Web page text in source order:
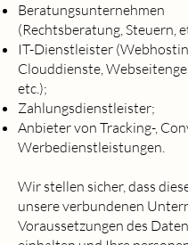
Beratungsunternehmen
(Rechtsberatung, Steuern,
IT-Dienstleister
Clouddienste,
etc.);
Zahlungsdienstleister;
Anbieter von Tracking-,
Werbedienstleistungen.
Wir stellen sicher, dass
unsere verbundenen
Voraussetzungen des